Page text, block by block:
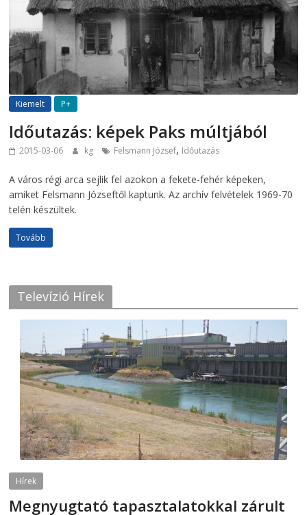
Kiemelt P+
Időutazás: képek Paks múltjából
2015-03-06 kg Felsmann József, Időutazás
A város régi arca sejlik fel azokon a fekete-fehér képeken,
amiket Felsmann Józseftől kaptunk. Az archív felvételek 1969-70
telén készültek.
Tovább
Televízió Hírek
Hírek
Megnyugtató tapasztalatokkal zárult